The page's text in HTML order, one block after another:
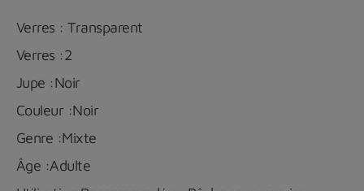
Verres : Transparent
Verres :2
Jupe :Noir
Couleur :Noir
Genre :Mixte
Âge :Adulte